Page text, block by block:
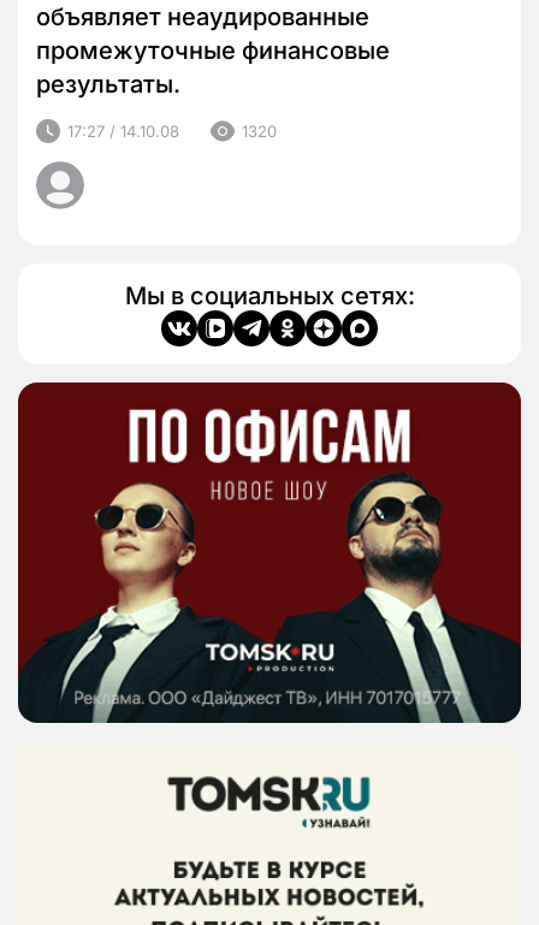
объявляет неаудированные
промежуточные финансовые
результаты.
17:27 / 14.10.08 1320
Мы в социальных сетях: